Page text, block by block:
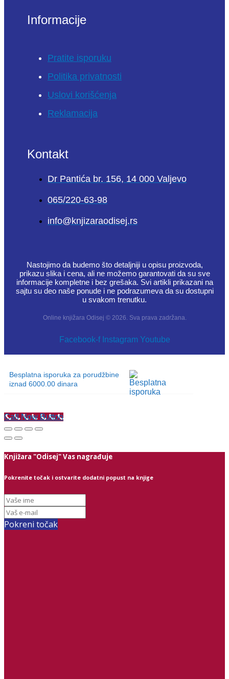
Informacije
Pratite isporuku
Politika privatnosti
Uslovi korišćenja
Reklamacija
Kontakt
Dr Pantića br. 156, 14 000 Valjevo
065/220-63-98
info@knjizaraodisej.rs
Nastojimo da budemo što detaljniji u opisu proizvoda,
prikazu slika i cena, ali ne možemo garantovati da su sve
informacije kompletne i bez grešaka. Svi artikli prikazani na
sajtu su deo naše ponude i ne podrazumeva da su dostupni
u svakom trenutku.
Online knjižara Odisej © 2026. Sva prava zadržana.
Facebook-f Instagram Youtube
Besplatna isporuka za porudžbine
iznad 6000.00 dinara
Call Now Button
Knjižara "Odisej" Vas nagrađuje
Pokrenite točak i ostvarite dodatni popust na knjige
Pokreni točak